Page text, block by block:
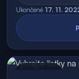
Ukončené 17. 11.